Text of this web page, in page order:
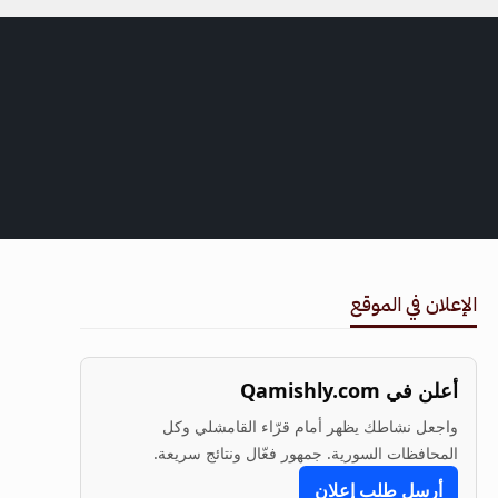
الإعلان في الموقع
أعلن في Qamishly.com
واجعل نشاطك يظهر أمام قرّاء القامشلي وكل
المحافظات السورية. جمهور فعّال ونتائج سريعة.
أرسل طلب إعلان